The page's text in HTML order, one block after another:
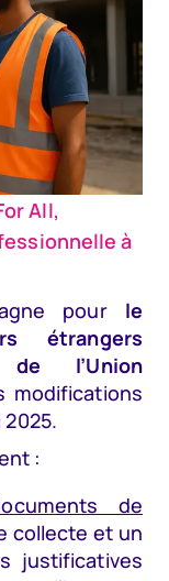
All,
à
pourle
étrangers
l’Union
modifications
2025.
:
de
collecte et un
justificatives